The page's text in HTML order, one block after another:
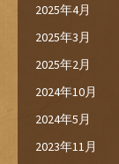
2025年4月
2025年3月
2025年2月
2024年10月
2024年5月
2023年11月